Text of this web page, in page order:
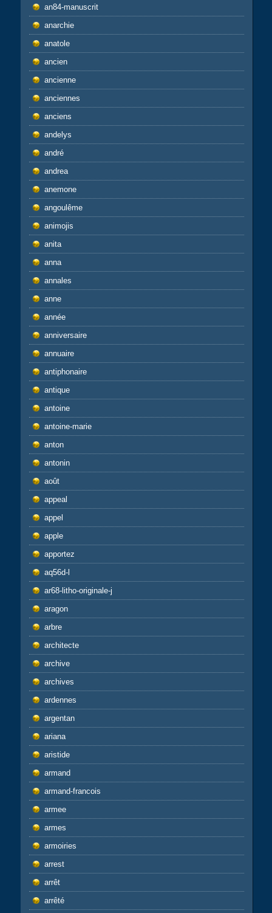
an84-manuscrit
anarchie
anatole
ancien
ancienne
anciennes
anciens
andelys
andré
andrea
anemone
angoulême
animojis
anita
anna
annales
anne
année
anniversaire
annuaire
antiphonaire
antique
antoine
antoine-marie
anton
antonin
août
appeal
appel
apple
apportez
aq56d-l
ar68-litho-originale-j
aragon
arbre
architecte
archive
archives
ardennes
argentan
ariana
aristide
armand
armand-francois
armee
armes
armoiries
arrest
arrêt
arrêté